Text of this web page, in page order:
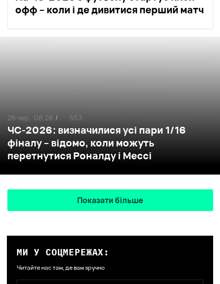
офф – коли і де дивитися перший матч
ЧС-2026: визначилися усі пари 1/16
фіналу – відомо, коли можуть
перетнутися Роналду і Мессі
28 чер, 08:28 / 553
Показати більше
МИ У СОЦМЕРЕЖАХ:
Читайте нас там, де вам зручно